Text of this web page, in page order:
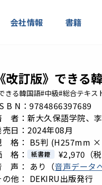
会社情報 書籍
《改訂版》できる
きる韓国語#中級#総合テキス
B N：9784866397689
者：新大久保語学院、
売日：2024年08月
格： B5判 (H257mm ×
格：
紙書籍 ¥2,970 （
声： あり（音声データ
の他： DEKIRU出版発行